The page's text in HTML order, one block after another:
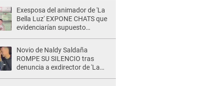
Exesposa del animador de 'La
Bella Luz' EXPONE CHATS que
evidenciarían supuesto
Novio de Naldy Saldaña
ROMPE SU SILENCIO tras
denuncia a exdirector de 'La